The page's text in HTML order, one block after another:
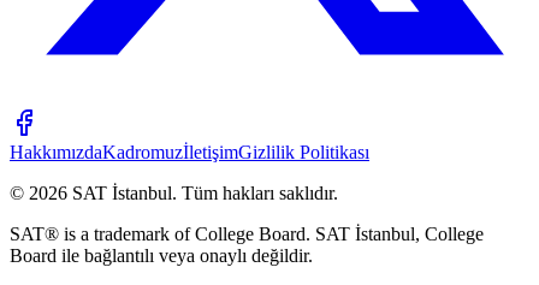
HakkımızdaKadromuzİletişimGizlilik Politikası
© 2026 SAT İstanbul. Tüm hakları saklıdır.
SAT® is a trademark of College Board. SAT İstanbul, College
Board ile bağlantılı veya onaylı değildir.